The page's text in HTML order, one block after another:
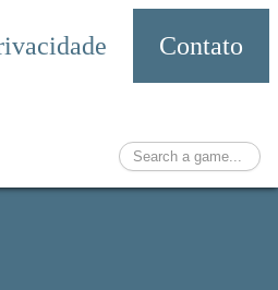
Contato